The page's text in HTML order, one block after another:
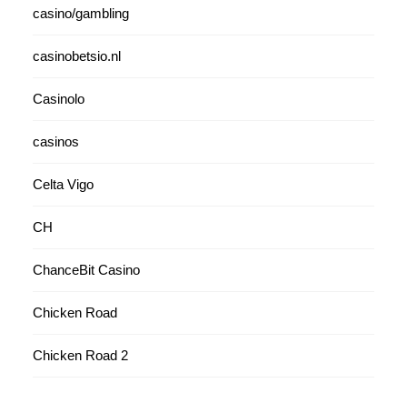
casino/gambling
casinobetsio.nl
Casinolo
casinos
Celta Vigo
CH
ChanceBit Casino
Chicken Road
Chicken Road 2